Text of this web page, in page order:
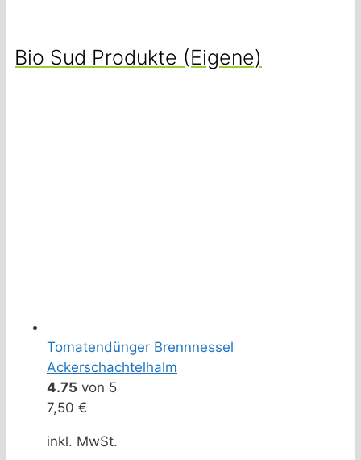
Bio Sud Produkte (Eigene)
Tomatendünger Brennnessel
Ackerschachtelhalm
4.75 von 5
7,50 €
inkl. MwSt.